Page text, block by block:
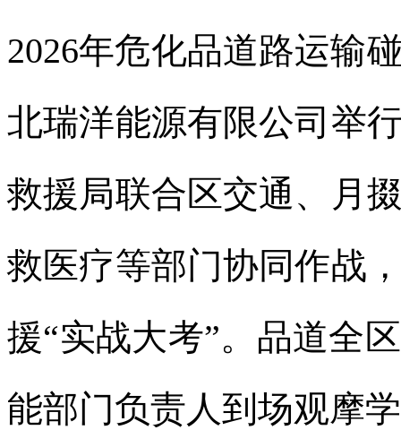
2026年危化品道路运输
北瑞洋能源有限公司举
救援局联合区交通、月
救医疗等部门协同作战
援“实战大考”。品道全
能部门负责人到场观摩